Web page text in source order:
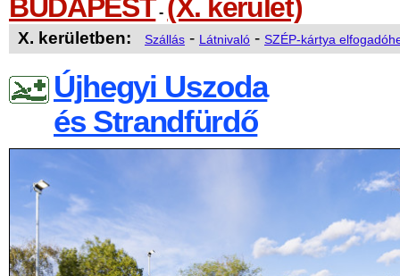
BUDAPEST - (X. kerület)
X. kerületben: Szállás - Látnivaló - SZÉP-kártya
Újhegyi Uszoda
és Strandfürdő